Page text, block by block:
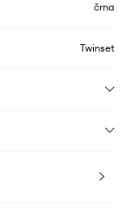
črna
Twinset